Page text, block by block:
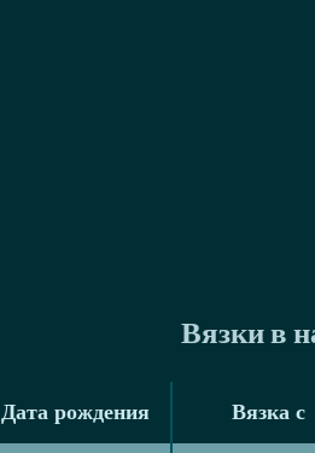
Вязки в
Дата рождения Вязка с
Дата рождения Вязка с